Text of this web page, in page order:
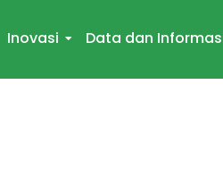
Inovasi Data dan